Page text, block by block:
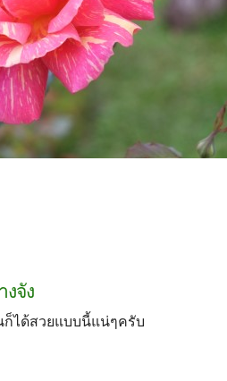
จัง
ได้สวยแบบนี้แน่ๆครับ